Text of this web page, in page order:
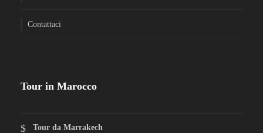
Contattaci
Tour in Marocco
Tour da Marrakech